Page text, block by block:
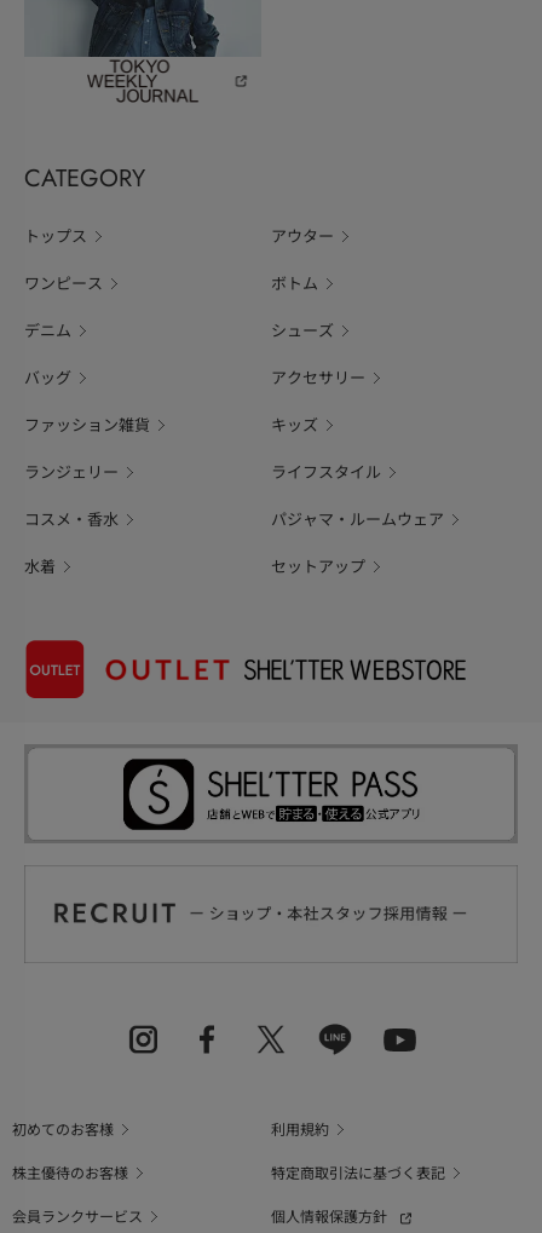
CATEGORY
トップス アウター
ワンピース ボトム
デニム シューズ
バッグ アクセサリー
ファッション雑貨 キッズ
ランジェリー ライフスタイル
コスメ・香水 パジャマ・ルームウェア
水着 セットアップ
初めてのお客様
利用規約
株主優待のお客様
特定商取引法に基づく表記
会員ランクサービス
個人情報保護方針